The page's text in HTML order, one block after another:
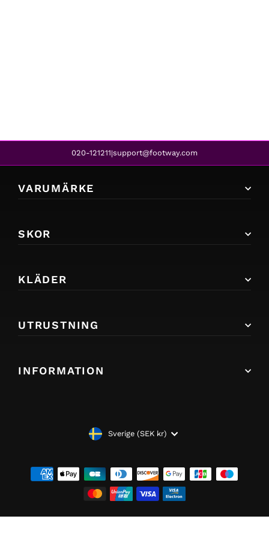
020-121211|support@footway.com
VARUMÄRKE
SKOR
KLÄDER
UTRUSTNING
INFORMATION
VALUTASverige (SEK kr)